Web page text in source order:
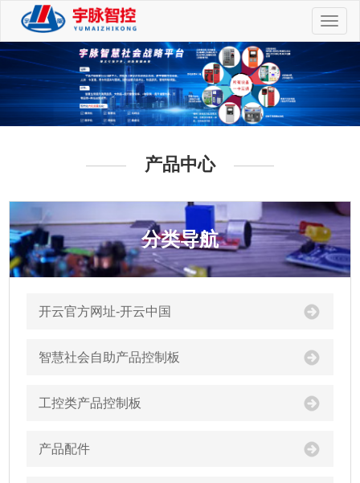
切
换
航
产品中心
分类导航
开云官方网址-开云中国
智慧社会自助产品控制板
工控类产品控制板
产品配件